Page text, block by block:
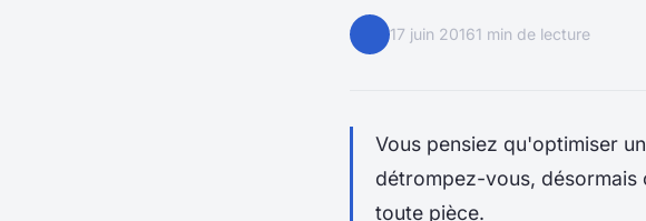
17 juin 20161 min de lecture
Vous pensiez qu'optimiser
détrompez-vous, désormais
toute pièce.